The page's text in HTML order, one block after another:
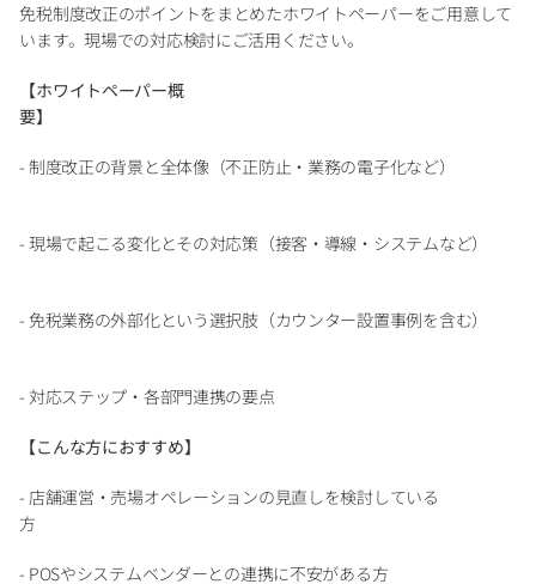
免税制度改正のポイントをまとめたホワイトペーパーをご用意して
います。現場での対応検討にご活用ください。
【ホワイトペーパー概
要】
- 制度改正の背景と全体像（不正防止・業務の電子化など）
- 現場で起こる変化とその対応策（接客・導線・システムなど）
- 免税業務の外部化という選択肢（カウンター設置事例を含む）
- 対応ステップ・各部門連携の要点
【こんな方におすすめ】
- 店舗運営・売場オペレーションの見直しを検討している
方
- POSやシステムベンダーとの連携に不安がある方